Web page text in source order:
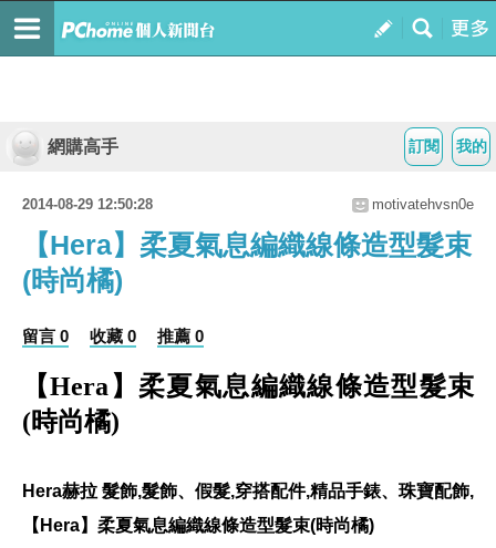
我的
訂閱
網購高手
2014-08-29 12:50:28 motivatehvsn0e
【Hera】柔夏氣息編織線條造型髮束
(時尚橘)
留言 0 收藏 0 推薦 0
【Hera】柔夏氣息編織線條造型髮束
(時尚橘)
Hera赫拉 髮飾,髮飾、假髮,穿搭配件,精品手錶、珠寶配飾,
【Hera】柔夏氣息編織線條造型髮束(時尚橘)